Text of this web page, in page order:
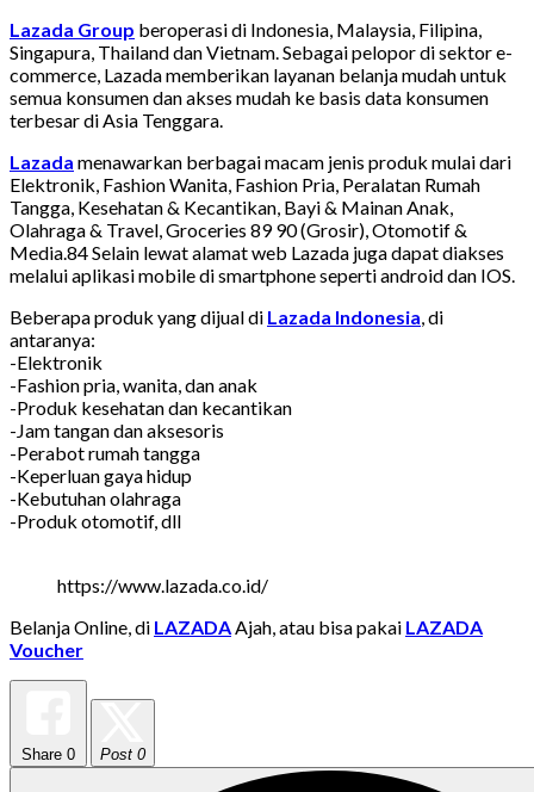
Lazada Group beroperasi di Indonesia, Malaysia, Filipina,
Singapura, Thailand dan Vietnam. Sebagai pelopor di sektor e-
commerce, Lazada memberikan layanan belanja mudah untuk
semua konsumen dan akses mudah ke basis data konsumen
terbesar di Asia Tenggara.
Lazada menawarkan berbagai macam jenis produk mulai dari
Elektronik, Fashion Wanita, Fashion Pria, Peralatan Rumah
Tangga, Kesehatan & Kecantikan, Bayi & Mainan Anak,
Olahraga & Travel, Groceries 89 90 (Grosir), Otomotif &
Media.84 Selain lewat alamat web Lazada juga dapat diakses
melalui aplikasi mobile di smartphone seperti android dan IOS.
Beberapa produk yang dijual di Lazada Indonesia, di
antaranya:
-Elektronik
-Fashion pria, wanita, dan anak
-Produk kesehatan dan kecantikan
-Jam tangan dan aksesoris
-Perabot rumah tangga
-Keperluan gaya hidup
-Kebutuhan olahraga
-Produk otomotif, dll
https://www.lazada.co.id/
Belanja Online, di LAZADAAjah, atau bisa pakai LAZADA
Voucher
Share 0 Post 0